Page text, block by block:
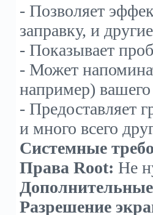
- Позволяет
заправку, и
- Показывает
- Может
например) вашего
- Предоставляет
и много всего
Системные
Права Root: Не
Разрешение